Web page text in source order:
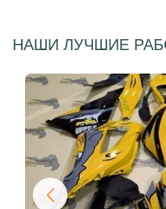
НАШИ ЛУЧШИЕ